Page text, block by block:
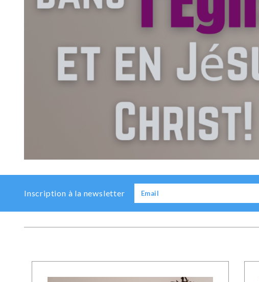
Previous
Next
Inscription à la newsletter